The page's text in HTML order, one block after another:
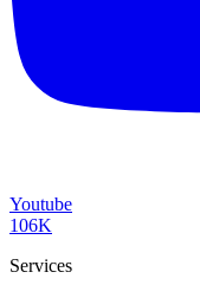
Youtube
106K
Services